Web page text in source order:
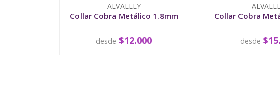
ALVALLEY
Collar Cobra Metálico 1.8mm
VER OPCIONES
desde $12.000
Collar Cobra
VER
desde